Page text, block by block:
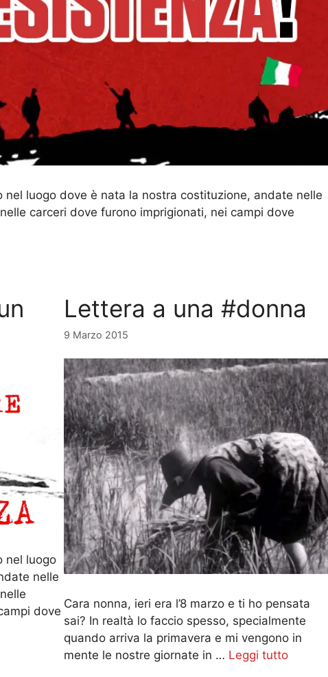
nel luogo dove è nata la nostra costituzione, andate nelle
carceri dove furono imprigionati, nei campi dove
nel luogo
nelle
dove
Lettera a una #donna
9 Marzo 2015
Cara nonna, ieri era l’8 marzo e ti ho pensata
sai? In realtà lo faccio spesso, specialmente
quando arriva la primavera e mi vengono in
mente le nostre giornate in … Leggi tutto